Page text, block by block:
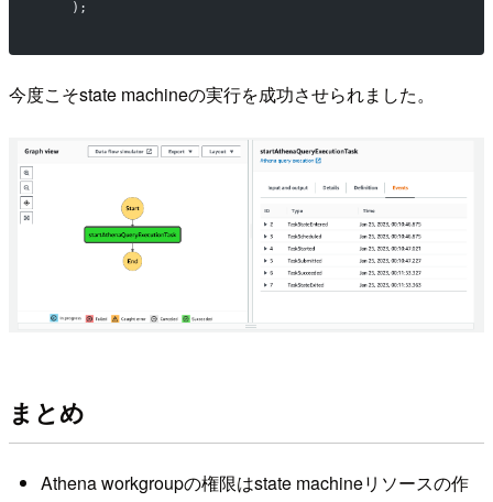
    );
今度こそstate machineの実行を成功させられました。
まとめ
Athena workgroupの権限はstate machineリソースの作